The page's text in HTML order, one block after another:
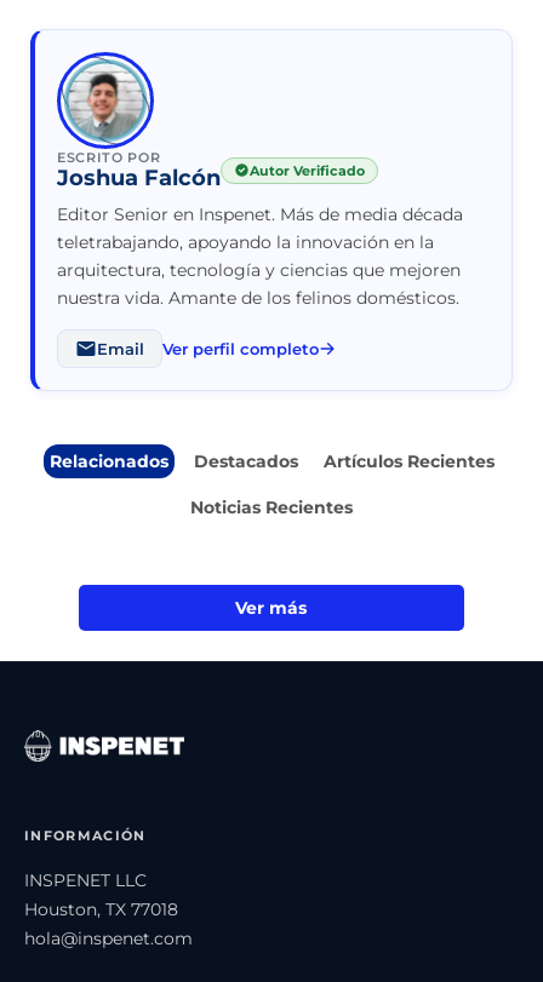
ESCRITO POR
Joshua Falcón Autor Verificado
Editor Senior en Inspenet. Más de media década
teletrabajando, apoyando la innovación en la
arquitectura, tecnología y ciencias que mejoren
nuestra vida. Amante de los felinos domésticos.
Email Ver perfil completo
Relacionados Destacados Artículos Recientes
Noticias Recientes
Ver más
INFORMACIÓN
INSPENET LLC
Houston, TX 77018
hola@inspenet.com